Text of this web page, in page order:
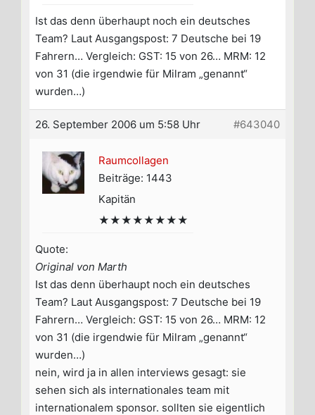
Ist das denn überhaupt noch ein deutsches
Team? Laut Ausgangspost: 7 Deutsche bei 19
Fahrern… Vergleich: GST: 15 von 26… MRM: 12
von 31 (die irgendwie für Milram „genannt“
wurden…)
26. September 2006 um 5:58 Uhr #643040
Raumcollagen
Beiträge: 1443
Kapitän
★★★★★★★★
Quote:
Original von Marth
Ist das denn überhaupt noch ein deutsches
Team? Laut Ausgangspost: 7 Deutsche bei 19
Fahrern… Vergleich: GST: 15 von 26… MRM: 12
von 31 (die irgendwie für Milram „genannt“
wurden…)
nein, wird ja in allen interviews gesagt: sie
sehen sich als internationales team mit
internationalem sponsor. sollten sie eigentlich